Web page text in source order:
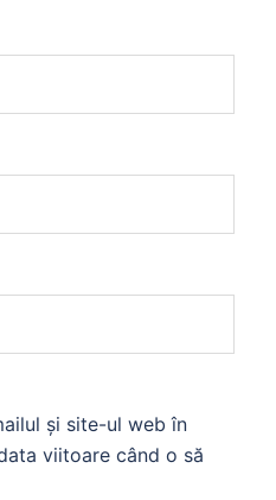
și site-ul web în
viitoare când o să